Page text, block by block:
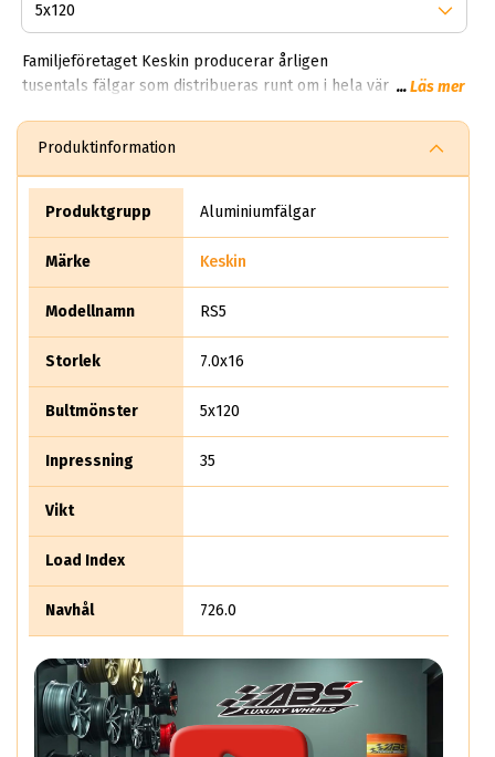
Familjeföretaget Keskin producerar årligen
tusentals fälgar som distribueras runt om i hela världen. På
GmbH, bolaget härstammar och kommer från Tyskland.
...Läs mer
Produktinformation
Produktgrupp Aluminiumfälgar
Märke Keskin
Modellnamn RS5
Storlek 7.0x16
Bultmönster 5x120
Inpressning 35
Vikt
Load Index
Navhål 726.0